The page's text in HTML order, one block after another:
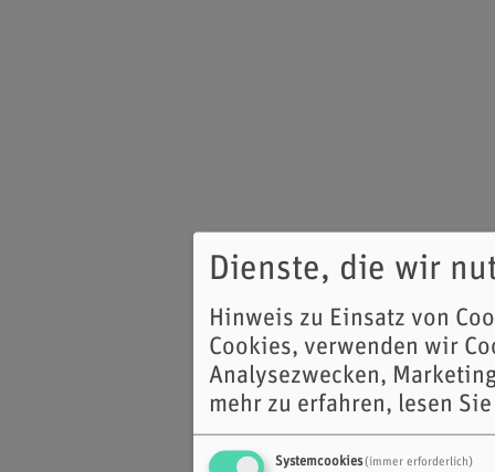
Dienste, die wir
Hinweis zu Einsatz von
Cookies, verwenden wir
Analysezwecken,
mehr zu erfahren, lesen
Systemcookies(immer erforderlich)